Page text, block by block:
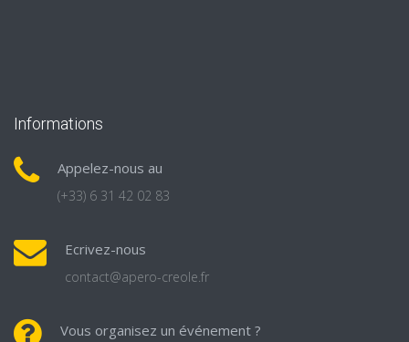
Informations
Appelez-nous au
(+33) 6 31 42 02 83
Ecrivez-nous
contact@apero-creole.fr
Vous organisez un événement ?